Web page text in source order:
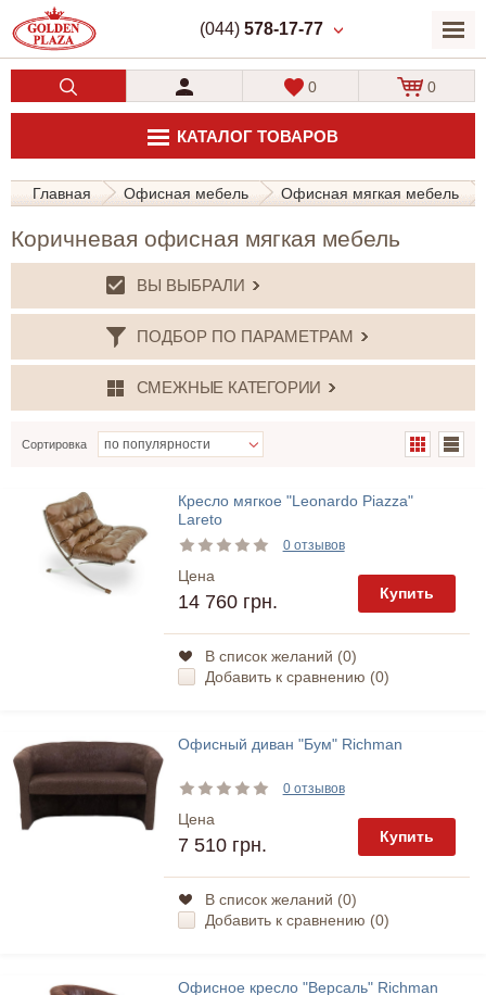
(044) 578-17-77
КАТАЛОГ ТОВАРОВ
0 0
Главная Офисная мебель Офисная мягкая мебель
Коричневая офисная мягкая мебель
ВЫ ВЫБРАЛИ
ПОДБОР ПО ПАРАМЕТРАМ
СМЕЖНЫЕ КАТЕГОРИИ
Сортировка
Кресло мягкое "Leonardo Piazza"
Lareto
0 отзывов
Цена
14 760 грн. Купить
В список желаний (0)
Добавить к сравнению (0)
Офисный диван "Бум" Richman
0 отзывов
Цена
7 510 грн. Купить
В список желаний (0)
Добавить к сравнению (0)
Офисное кресло "Версаль" Richman